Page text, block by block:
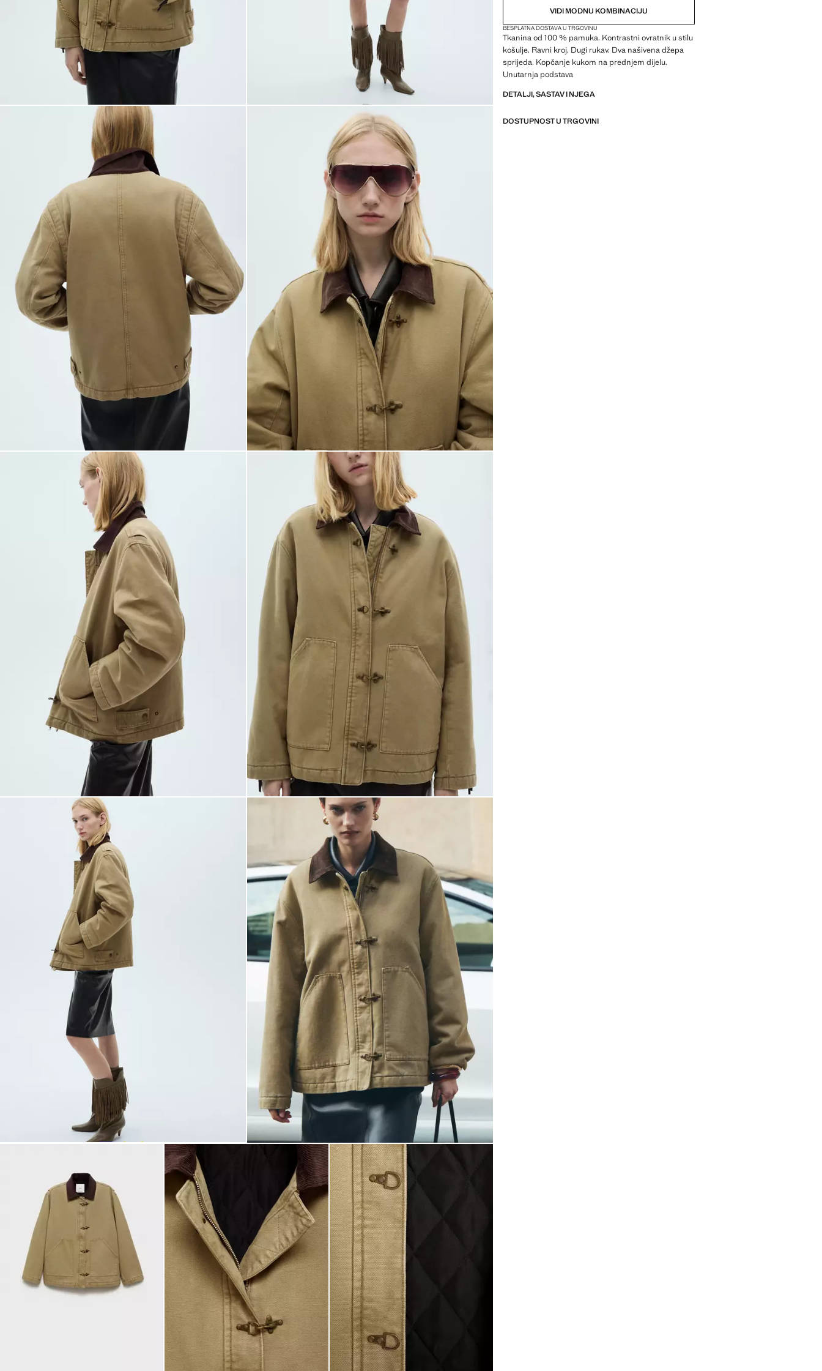
VIDI MODNU KOMBINACIJU
BESPLATNA DOSTAVA U TRGOVINU
Tkanina od 100 % pamuka. Kontrastni ovratnik u stilu
košulje. Ravni kroj. Dugi rukav. Dva našivena džepa
sprijeda. Kopčanje kukom na prednjem dijelu.
Unutarnja podstava
DETALJI, SASTAV I NJEGA
DOSTUPNOST U TRGOVINI